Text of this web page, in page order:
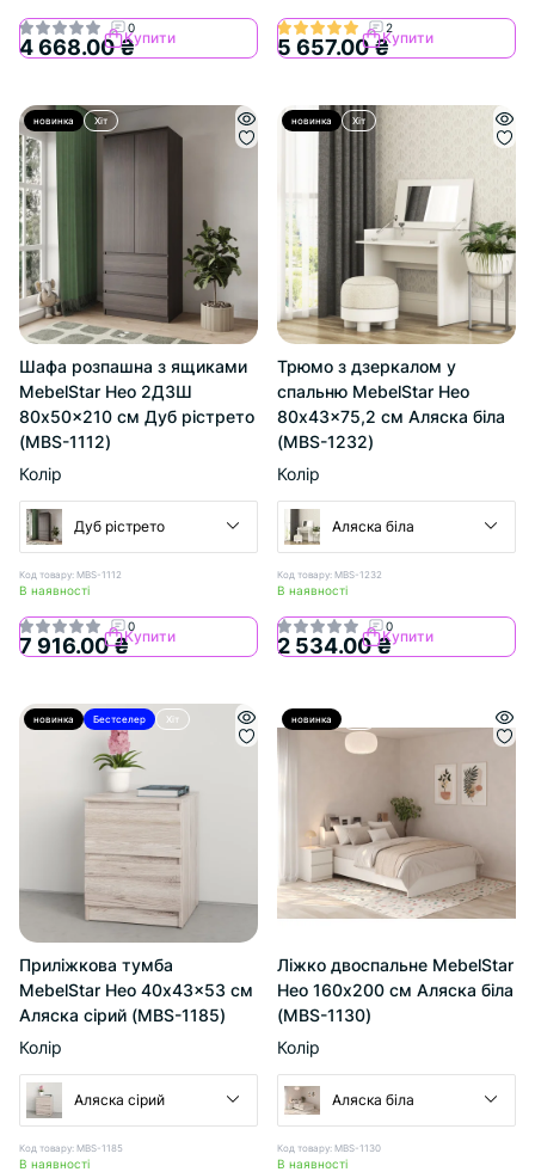
0
4 668.00 ₴Купити
2
5 657.00 ₴Купити
новинка Хіт
Шафа розпашна з ящиками
MebelStar Нео 2Д3Ш
80x50x210 см Дуб рістрето
(MBS-1112)
Колір
Дуб рістрето
Код товару: MBS-1112
В наявності
0
7 916.00 ₴Купити
новинка Хіт
Трюмо з дзеркалом у
спальню MebelStar Нео
80x43x75,2 см Аляска біла
(MBS-1232)
Колір
Аляска біла
Код товару: MBS-1232
В наявності
0
2 534.00 ₴Купити
новинка Бестселер Хіт
Приліжкова тумба
MebelStar Нео 40x43x53 см
Аляска сірий (MBS-1185)
Колір
Аляска сірий
Код товару: MBS-1185
В наявності
новинка
Ліжко двоспальне MebelStar
Нео 160x200 см Аляска біла
(MBS-1130)
Колір
Аляска біла
Код товару: MBS-1130
В наявності